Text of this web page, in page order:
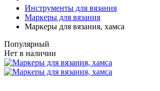
Инструменты для вязания
Маркеры для вязания
Маркеры для вязания, хамса
Популярный
Нет в наличии